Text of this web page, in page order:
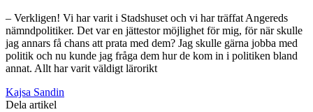
– Verkligen! Vi har varit i Stadshuset och vi har träffat Angereds
nämndpolitiker. Det var en jättestor möjlighet för mig, för när skulle
jag annars få chans att prata med dem? Jag skulle gärna jobba med
politik och nu kunde jag fråga dem hur de kom in i politiken bland
annat. Allt har varit väldigt lärorikt
Kajsa Sandin
Dela artikel